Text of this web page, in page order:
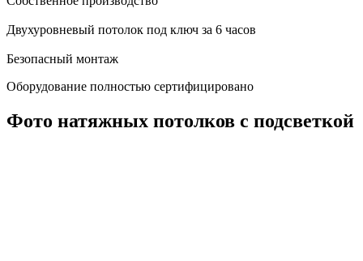
Двухуровневый потолок под ключ за 6 часов
Безопасный монтаж
Оборудование полностью сертифицировано
Фото натяжных потолков с подсветкой